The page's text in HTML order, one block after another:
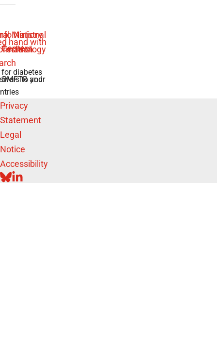
to your
diabetes
and
Privacy
Statement
Legal
Notice
Accessibility
BLUESKY
LINKEDIN